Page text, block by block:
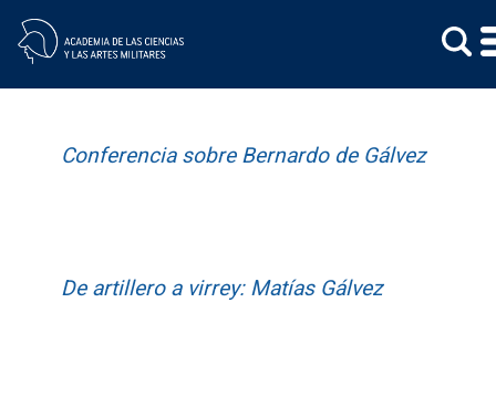
Conferencia sobre Bernardo de Gálvez
De artillero a virrey: Matías Gálvez